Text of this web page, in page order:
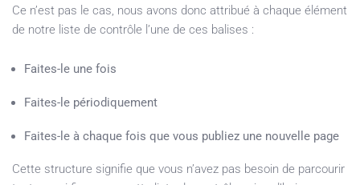
Ce n’est pas le cas, nous avons donc attribué à chaque élément
de notre liste de contrôle l’une de ces balises :
Faites-le une fois
Faites-le périodiquement
Faites-le à chaque fois que vous publiez une nouvelle page
Cette structure signifie que vous n’avez pas besoin de parcourir